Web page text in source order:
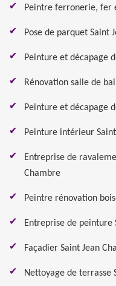
Peintre ferronerie, fer
Pose de parquet Saint
Peinture et décapage
Rénovation salle de
Peinture et décapage
Peinture intérieur
Entreprise de
Chambre
Peintre rénovation
Entreprise de peinture
Façadier Saint Jean
Nettoyage de terrasse